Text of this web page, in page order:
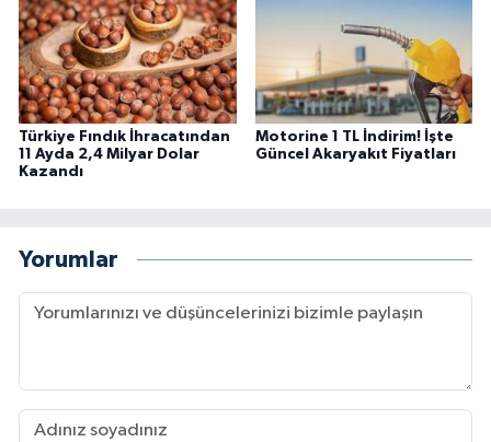
Türkiye Fındık İhracatından
11 Ayda 2,4 Milyar Dolar
Kazandı
Motorine 1 TL İndirim! İşte
Güncel Akaryakıt Fiyatları
Yorumlar